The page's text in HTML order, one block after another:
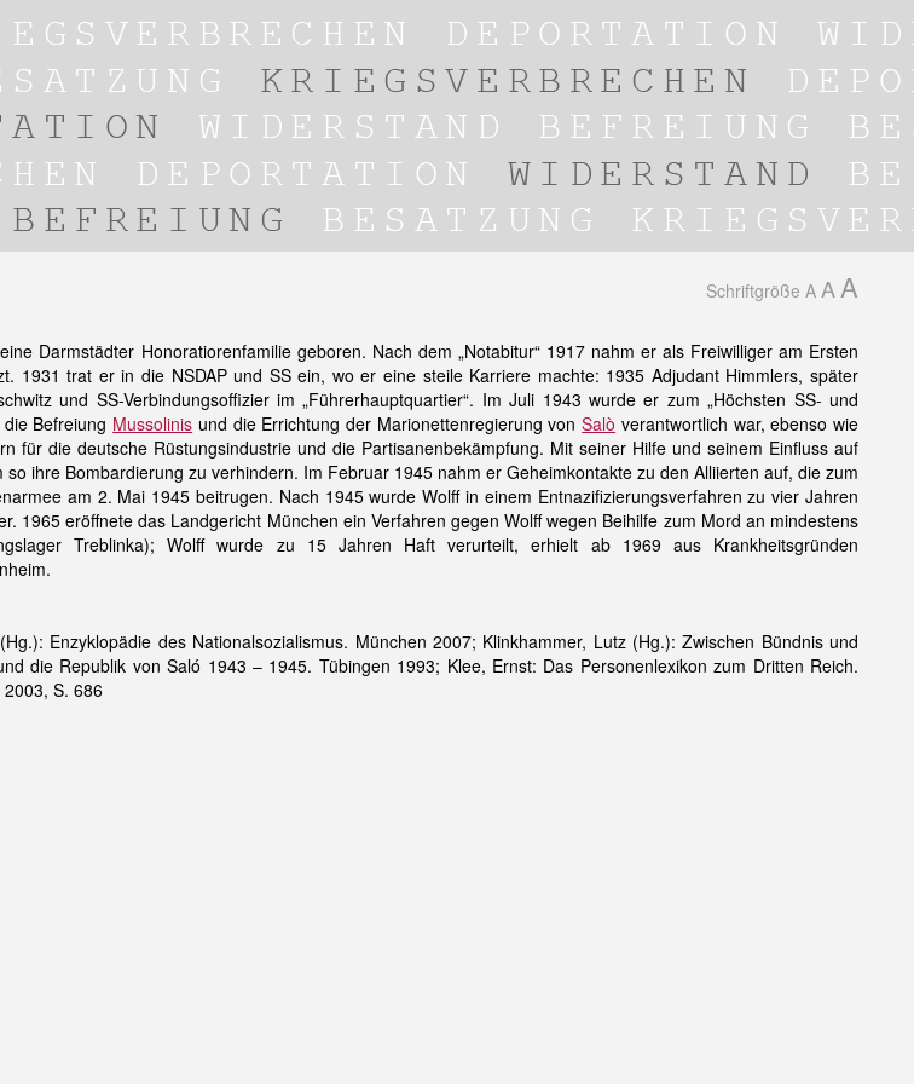
Schriftgröße A A A
Darmstädter Honoratiorenfamilie geboren. Nach dem „Notabitur“ 1917 nahm er als Freiwilliger am Ersten
1931 trat er in die NSDAP und SS ein, wo er eine steile Karriere machte: 1935 Adjudant Himmlers, später
und SS-Verbindungsoffizier im „Führerhauptquartier“. Im Juli 1943 wurde er zum „Höchsten SS- und
Befreiung Mussolinis und die Errichtung der Marionettenregierung vonSalò verantwortlich war, ebenso wie
für die deutsche Rüstungsindustrie und die Partisanenbekämpfung. Mit seiner Hilfe und seinem Einfluss auf
so ihre Bombardierung zu verhindern. Im Februar 1945 nahm er Geheimkontakte zu den Alliierten auf, die zum
am 2. Mai 1945 beitrugen. Nach 1945 wurde Wolff in einem Entnazifizierungsverfahren zu vier Jahren
1965 eröffnete das Landgericht München ein Verfahren gegen Wolff wegen Beihilfe zum Mord an mindestens
Treblinka); Wolff wurde zu 15 Jahren Haft verurteilt, erhielt ab 1969 aus Krankheitsgründen
Enzyklopädie des Nationalsozialismus. München 2007; Klinkhammer, Lutz (Hg.): Zwischen Bündnis und
die Republik von Saló 1943 – 1945. Tübingen 1993; Klee, Ernst: Das Personenlexikon zum Dritten Reich.
S. 686